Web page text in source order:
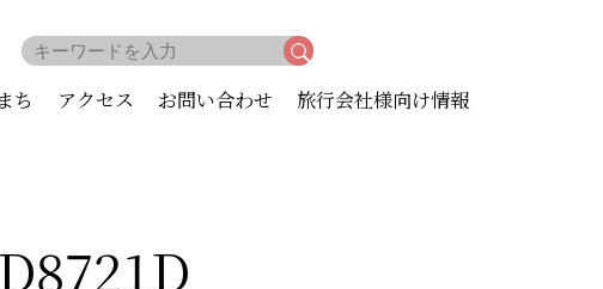
ち アクセス お問い合わせ 旅行会社様向け情報